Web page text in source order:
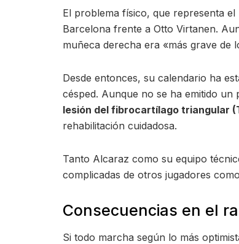
El problema físico, que representa
Barcelona frente a Otto Virtanen.
muñeca derecha era «más grave de
Desde entonces, su calendario ha
césped. Aunque no se ha emitido
lesión del fibrocartílago triangular
rehabilitación cuidadosa.
Tanto Alcaraz como su equipo
complicadas de otros jugadores
Consecuencias en el
Si todo marcha según lo más